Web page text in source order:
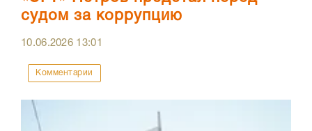
судом за коррупцию
10.06.2026 13:01
Комментарии